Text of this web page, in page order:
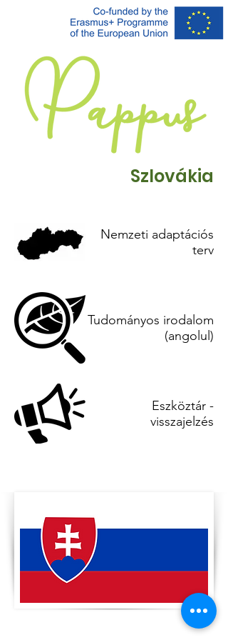
Szlovákia
Nemzeti adaptációs
terv
Tudományos irodalom
(angolul)
Eszköztár -
visszajelzés